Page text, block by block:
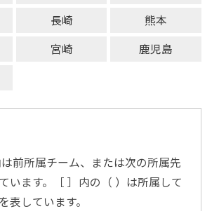
長崎
熊本
宮崎
鹿児島
は前所属チーム、または次の所属先
います。［ ］内の（ ）は所属して
表しています。